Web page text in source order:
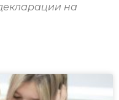
на